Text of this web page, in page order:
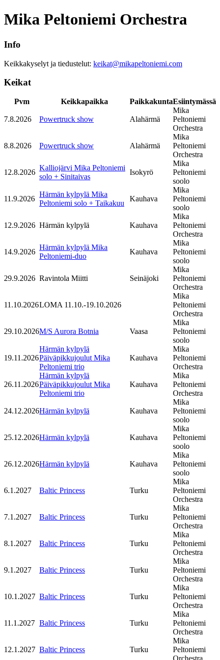
Mika Peltoniemi Orchestra
Info
Keikkakyselyt ja tiedustelut: keikat@mikapeltoniemi.com
Keikat
Pvm Keikkapaikka PaikkakuntaEsiintymässä
7.8.2026 Powertruck show Alahärmä
Mika
Peltoniemi
Orchestra
8.8.2026 Powertruck show Alahärmä
Mika
Peltoniemi
Orchestra
12.8.2026
Kalliojärvi Mika Peltoniemi
solo + Sinitaivas
Isokyrö
Mika
Peltoniemi
soolo
11.9.2026
Härmän kylpylä Mika
Peltoniemi solo + Taikakuu
Kauhava
Mika
Peltoniemi
soolo
12.9.2026 Härmän kylpylä Kauhava
Mika
Peltoniemi
Orchestra
14.9.2026
Härmän kylpylä Mika
Peltoniemi-duo
Kauhava
Mika
Peltoniemi
soolo
29.9.2026 Ravintola Miitti Seinäjoki
Mika
Peltoniemi
Orchestra
11.10.2026LOMA 11.10.-19.10.2026
Mika
Peltoniemi
Orchestra
29.10.2026M/S Aurora Botnia Vaasa
Mika
Peltoniemi
soolo
19.11.2026
Härmän kylpylä
Päiväpikkujoulut Mika
Peltoniemi trio
Kauhava
Mika
Peltoniemi
Orchestra
26.11.2026
Härmän kylpylä
Päiväpikkujoulut Mika
Peltoniemi trio
Kauhava
Mika
Peltoniemi
Orchestra
24.12.2026Härmän kylpylä Kauhava
Mika
Peltoniemi
soolo
25.12.2026Härmän kylpylä Kauhava
Mika
Peltoniemi
soolo
26.12.2026Härmän kylpylä Kauhava
Mika
Peltoniemi
soolo
6.1.2027 Baltic Princess Turku
Mika
Peltoniemi
Orchestra
7.1.2027 Baltic Princess Turku
Mika
Peltoniemi
Orchestra
8.1.2027 Baltic Princess Turku
Mika
Peltoniemi
Orchestra
9.1.2027 Baltic Princess Turku
Mika
Peltoniemi
Orchestra
10.1.2027 Baltic Princess Turku
Mika
Peltoniemi
Orchestra
11.1.2027 Baltic Princess Turku
Mika
Peltoniemi
Orchestra
12.1.2027 Baltic Princess Turku
Mika
Peltoniemi
Orchestra